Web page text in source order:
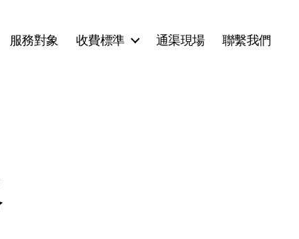
服務對象 收費標準 通渠現場 聯繫我們